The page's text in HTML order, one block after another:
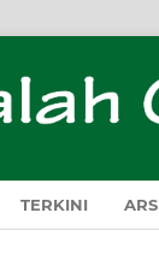
TERKINI